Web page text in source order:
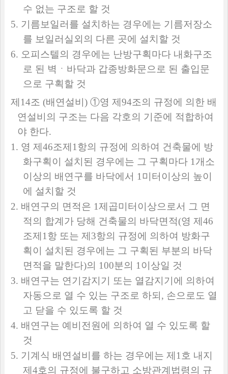
수 없는 구조로 할 것
5. 기름보일러를 설치하는 경우에는 기름저장소
를 보일러실외의 다른 곳에 설치할 것
6. 오피스텔의 경우에는 난방구획마다 내화구조
로 된 벽ㆍ바닥과 갑종방화문으로 된 출입문
으로 구획할 것
제 14조 (배연설비 ) ①영 제 94조의 규정에 의한 배
연설비의 구조는 다음 각호의 기준에 적합하여
야 한다.
1. 영 제 46조제 1항의 규정에 의하여 건축물에 방
화구획이 설치된 경우에는 그 구획마다 1개소
이상의 배연구를 바닥에서 1미터이상의 높이
에 설치할 것
2. 배연구의 면적은 1제곱미터이상으로서 그 면
적의 합계가 당해 건축물의 바닥면적(영 제 46
조제 1항 또는 제 3항의 규정에 의하여 방화구
획이 설치된 경우에는 그 구획된 부분의 바닥
면적을 말한다)의 100분의 1이상일 것
3. 배연구는 연기감지기 또는 열감지기에 의하여
자동으로 열 수 있는 구조로 하되 , 손으로도 열
고 닫을 수 있도록 할 것
4. 배연구는 예비전원에 의하여 열 수 있도록 할
것
5. 기계식 배연설비를 하는 경우에는 제 1호 내지
제 4호의 규정에 불구하고 소방관계법령의 규